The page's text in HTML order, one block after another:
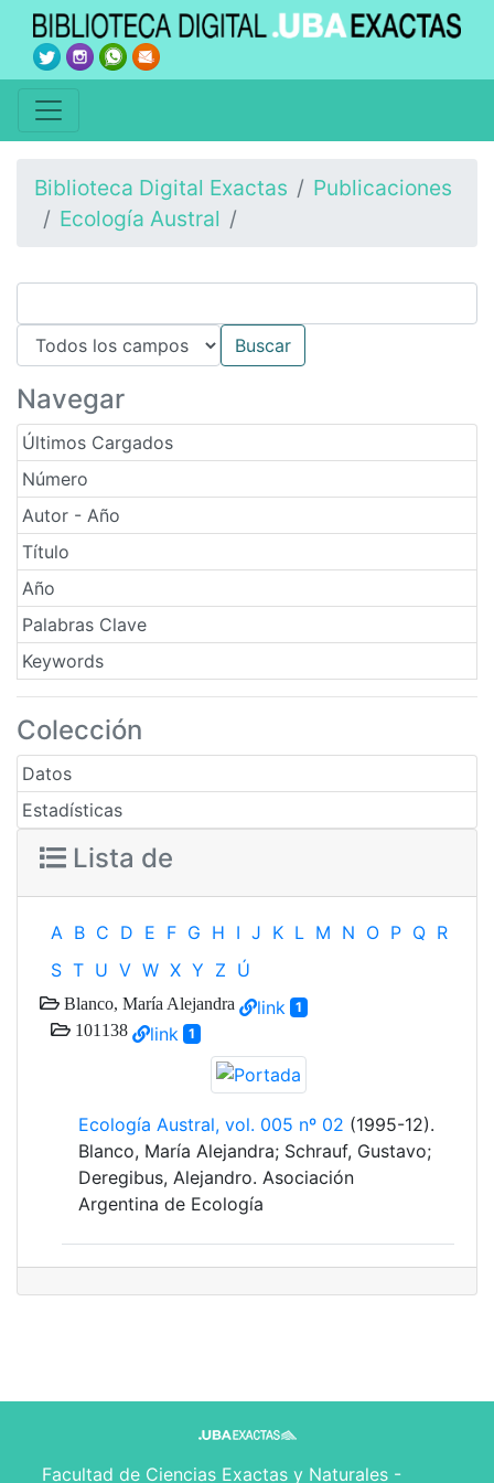
Biblioteca Digital Exactas
Publicaciones
Ecología Austral
Navegar
Últimos Cargados
Número
Autor - Año
Título
Año
Palabras Clave
Keywords
Colección
Datos
Estadísticas
Lista de
A B C D E F G H I J K L M N O P Q R
S T U V W X Y Z Ú
Blanco, María Alejandra link 1
101138 link 1
Ecología Austral, vol. 005 nº 02 (1995-12).
Blanco, María Alejandra; Schrauf, Gustavo;
Deregibus, Alejandro. Asociación
Argentina de Ecología
Facultad de Ciencias Exactas y Naturales -